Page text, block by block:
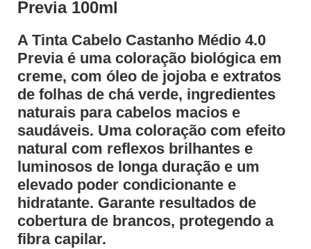
Previa 100ml
A Tinta Cabelo Castanho Médio 4.0
Previa é uma coloração biológica em
creme, com óleo de jojoba e extratos
de folhas de chá verde, ingredientes
naturais para cabelos macios e
saudáveis. Uma coloração com efeito
natural com reflexos brilhantes e
luminosos de longa duração e um
elevado poder condicionante e
hidratante. Garante resultados de
cobertura de brancos, protegendo a
fibra capilar.